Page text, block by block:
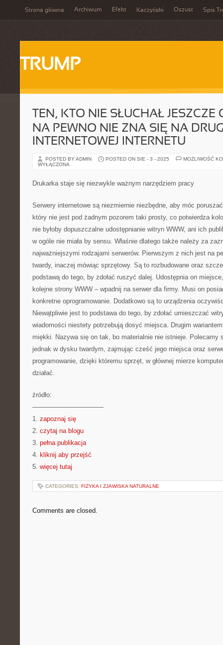
Strona główna Archiwum Efekt Kaczyński Oszust Spis
TRUMP
TEN, KTO NIE SŁUCHAŁ JESZCZE
NA PEWNO NIE ZNA SIĘ NA
INTERNETOWEJ INTERNETU
POSTED BY ADMIN POSTED ON SIE - 3 - 2025
MOŻLIWOŚĆ
WYŁĄCZONA
Drukarka staje się niezwykle ważnym narzędziem pracy
Serwery internetowe są niezmiernie niezbędne, aby móc
który nie jest pod żadnym pozorem taki prosty, co potwierdza
nie byłoby dopuszczalne udostępnianie witryn WWW, ani ich
w ogóle nie miała by sensu. Właśnie dlatego także należy za
najważniejszymi rodzajami serwerów. Pierwszym z nich jest na
twardy, inaczej mówiąc sprzętowy. Są to rozbudowane oraz
podstawą do tego, by zdołać ruszyć dalej. Udostępnia on
kolejne strony WWW – wpadnij na serwer dla firmy. Musi on
konkretne oprogramowanie. Dodatkowo są to urządzenia
Niewątpliwie jest to podstawa do tego, by zdołać umieszczać
wiadomości niestety potrzebują dosyć miejsca. Drugim
miękki. Nazywa się on tak, bo materialnie nie istnieje. Polecamy
jednak w dysku twardym, zajmując cześć jego miejsca oraz
programowanie, dzięki któremu sprzęt, w głównej mierze
działać.
źródło:
———————————
1. zapoznaj się
2. czytaj na blogu
3. pełna publikacja
4. kliknij aby przejść
5. więcej tutaj
CATEGORIES: FIZYKA I ZJAWISKA NATURALNE
Comments are closed.